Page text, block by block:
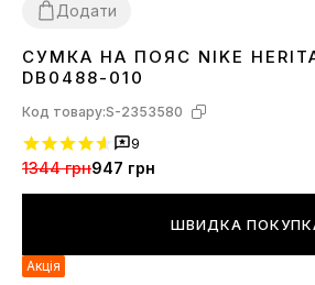
Додати
1SIZE
СУМКА НА ПОЯС NIKE
DB0488-010
Код товару:S-2353580
9
1344 грн947 грн
ШВИДКА
Акція